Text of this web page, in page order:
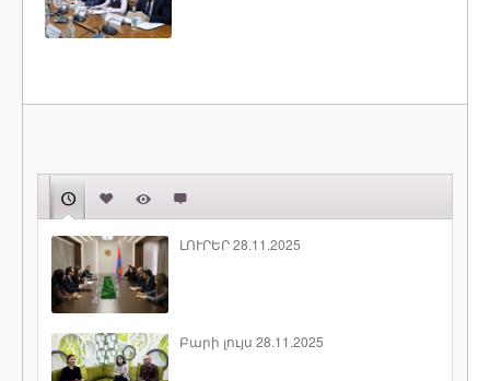
ԼՈՒՐԵՐ 28.11.2025
Բարի լույս 28.11.2025